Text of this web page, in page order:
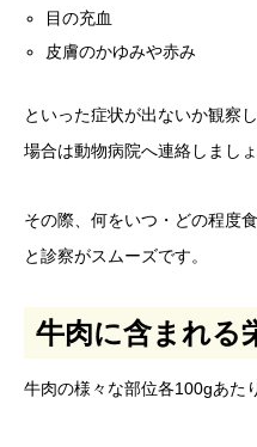
目の充血
皮膚のかゆみや赤み
といった症状が出ないか観察
場合は動物病院へ連絡しましょ
その際、何をいつ・どの程度
と診察がスムーズです。
牛肉に含まれる
牛肉の様々な部位各100gあた